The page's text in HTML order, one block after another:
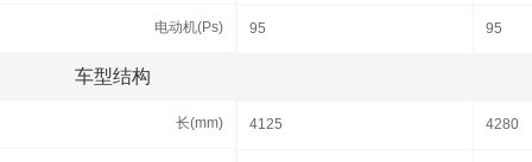
电动机(Ps) 95 95
车型结构
长(mm) 4125 4280
电动机(Ps)
车型结构
长(mm)